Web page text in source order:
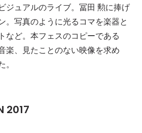
ジュアルのライブ。冨田 勲に捧げ
。写真のように光るコマを楽器と
など。本フェスのコピーである
楽、見たことのない映像を求め
2017